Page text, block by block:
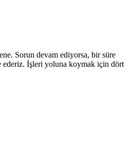
Sorun devam ediyorsa, bir süre
ederiz. İşleri yoluna koymak için dört